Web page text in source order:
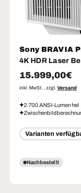
Sony BRAVIA
4K HDR Laser
Normaler
15.999,00€
inkl. MwSt. , zzgl. Versand
2.700 ANSI-Lumen hel
Varianten
Nachbestellt